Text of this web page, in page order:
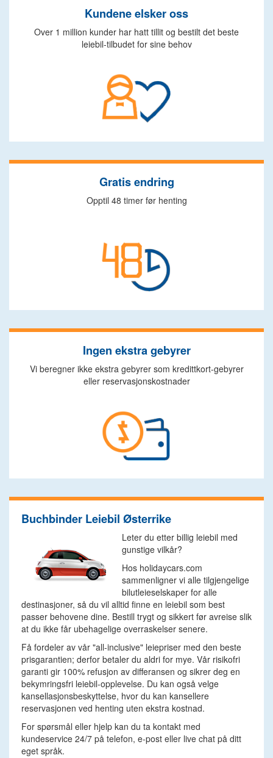
Kundene elsker oss
Over 1 million kunder har hatt tillit og bestilt det beste
leiebil-tilbudet for sine behov
Gratis endring
Opptil 48 timer før henting
Ingen ekstra gebyrer
Vi beregner ikke ekstra gebyrer som kredittkort-gebyrer
eller reservasjonskostnader
Buchbinder Leiebil Østerrike
Leter du etter billig leiebil med
gunstige vilkår?
Hos holidaycars.com
sammenligner vi alle tilgjengelige
bilutleieselskaper for alle
destinasjoner, så du vil alltid finne en leiebil som best
passer behovene dine. Bestill trygt og sikkert før avreise slik
at du ikke får ubehagelige overraskelser senere.
Få fordeler av vår "all-inclusive" leiepriser med den beste
prisgarantien; derfor betaler du aldri for mye. Vår risikofri
garanti gir 100% refusjon av differansen og sikrer deg en
bekymringsfri leiebil-opplevelse. Du kan også velge
kansellasjonsbeskyttelse, hvor du kan kansellere
reservasjonen ved henting uten ekstra kostnad.
For spørsmål eller hjelp kan du ta kontakt med
kundeservice 24/7 på telefon, e-post eller live chat på ditt
eget språk.